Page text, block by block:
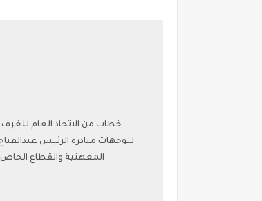
خطاب من الاتحاد العام
لتوجهات مبادرة الرئيس
المعهنية والقطاع الخاص ممثلا